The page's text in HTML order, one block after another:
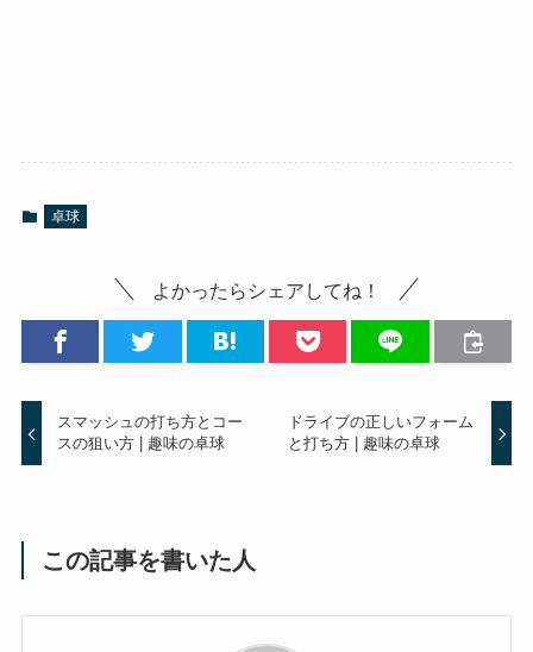
卓球
よかったらシェアしてね！
スマッシュの打ち方とコー
スの狙い方 | 趣味の卓球
ドライブの正しいフォーム
と打ち方 | 趣味の卓球
この記事を書いた人